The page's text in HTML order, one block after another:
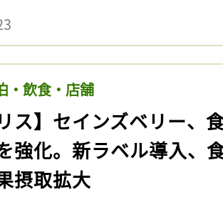
・飲食・店舗
ス】セインズベリー、
強化。新ラベル導入、
摂取拡大